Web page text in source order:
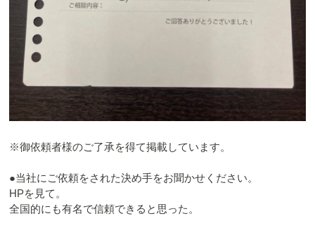
※御依頼者様のご了承を得て掲載しています。
●当社にご依頼をされた決め手をお聞かせください。
HPを見て。
全国的にも有名で信頼できると思った。